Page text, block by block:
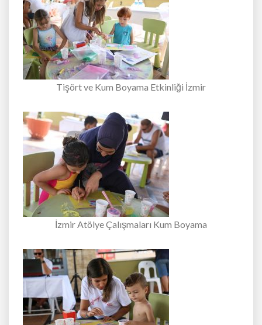
Tişört ve Kum Boyama Etkinliği İzmir
İzmir Atölye Çalışmaları Kum Boyama